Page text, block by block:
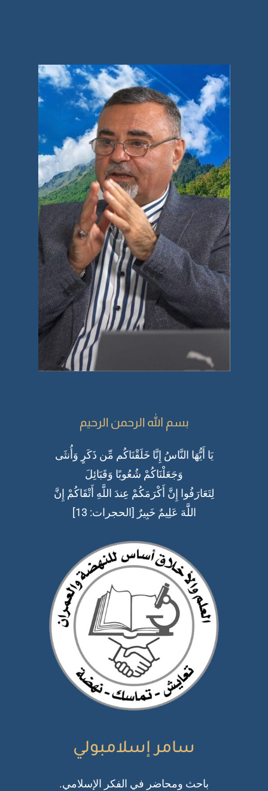
بسم الله الرحمن الرحيم
يَا أَيُّهَا النَّاسُ إِنَّا خَلَقْنَاكُم مِّن ذَكَرٍ وَأُنثَى
وَجَعَلْنَاكُمْ شُعُوبًا وَقَبَائِلَ
لِتَعَارَفُوا إِنَّ أَكْرَمَكُمْ عِندَ اللَّهِ أَتْقَاكُمْ إِنَّ
اللَّهَ عَلِيمٌ خَبِيرٌ [الحجرات: 13]
سامر إسلامبولي
باحث ومحاضر في الفكر الإسلامي.